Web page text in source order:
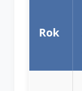
Rok